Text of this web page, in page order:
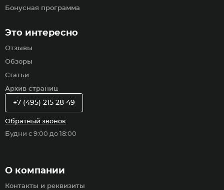
Бонусная программа
Это интересно
Отзывы
Обзоры
Статьи
Архив страниц
О компании
Контакты и реквизиты
+7 (495) 215 28 49
Обратный звонок
Будни с 9:00 до 18:00